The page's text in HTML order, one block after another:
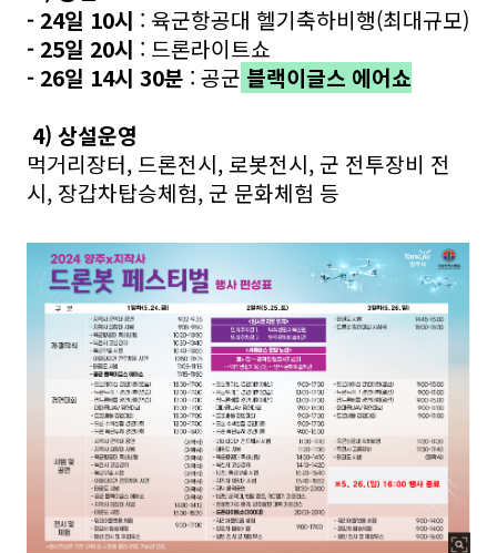
- 24일 10시 : 육군항공대 헬기축하비행(최대규모)
- 25일 20시 : 드론라이트쇼
- 26일 14시 30분 : 공군 블랙이글스 에어쇼
4) 상설운영
먹거리장터, 드론전시, 로봇전시, 군 전투장비 전
시, 장갑차탑승체험, 군 문화체험 등